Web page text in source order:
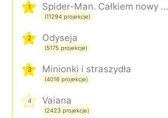
1 Spider-Man. Całkiem nowy dzień
(11294 projekcje)
2 Odyseja
(5175 projekcje)
3 Minionki i straszydła
(4016 projekcje)
4 Vaiana
(2423 projekcje)